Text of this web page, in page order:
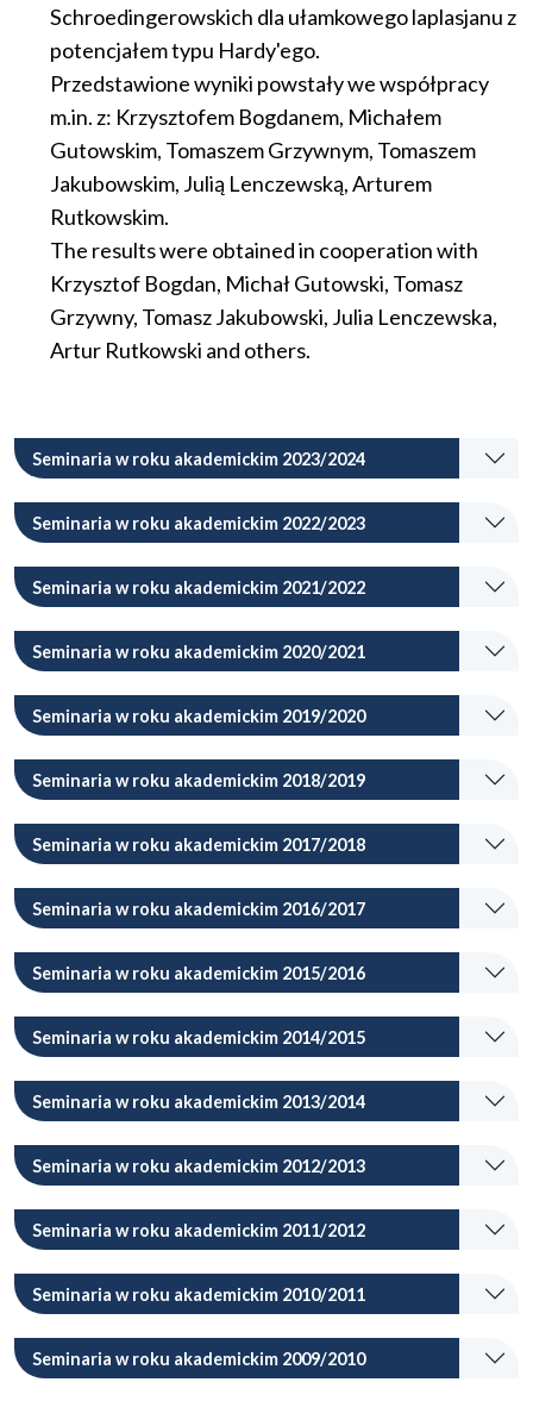
Schroedingerowskich dla ułamkowego laplasjanu z
potencjałem typu Hardy'ego.
Przedstawione wyniki powstały we współpracy
m.in. z: Krzysztofem Bogdanem, Michałem
Gutowskim, Tomaszem Grzywnym, Tomaszem
Jakubowskim, Julią Lenczewską, Arturem
Rutkowskim.
The results were obtained in cooperation with
Krzysztof Bogdan, Michał Gutowski, Tomasz
Grzywny, Tomasz Jakubowski, Julia Lenczewska,
Artur Rutkowski and others.
Seminaria w roku akademickim 2023/2024
Seminaria w roku akademickim 2022/2023
Seminaria w roku akademickim 2021/2022
Seminaria w roku akademickim 2020/2021
Seminaria w roku akademickim 2019/2020
Seminaria w roku akademickim 2018/2019
Seminaria w roku akademickim 2017/2018
Seminaria w roku akademickim 2016/2017
Seminaria w roku akademickim 2015/2016
Seminaria w roku akademickim 2014/2015
Seminaria w roku akademickim 2013/2014
Seminaria w roku akademickim 2012/2013
Seminaria w roku akademickim 2011/2012
Seminaria w roku akademickim 2010/2011
Seminaria w roku akademickim 2009/2010